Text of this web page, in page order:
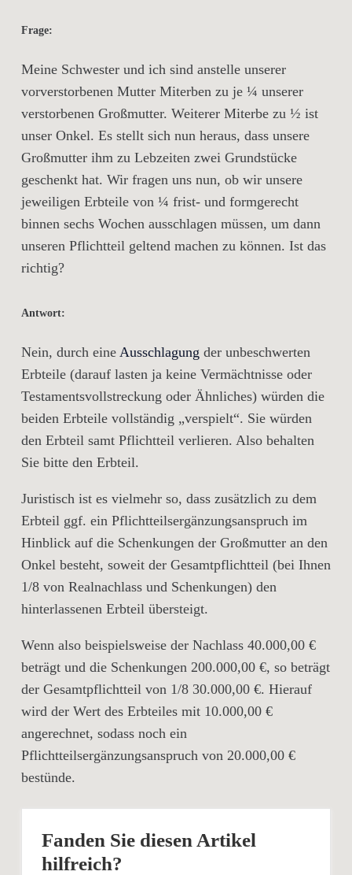
Frage:
Meine Schwester und ich sind anstelle unserer
vorverstorbenen Mutter Miterben zu je ¼ unserer
verstorbenen Großmutter. Weiterer Miterbe zu ½ ist
unser Onkel. Es stellt sich nun heraus, dass unsere
Großmutter ihm zu Lebzeiten zwei Grundstücke
geschenkt hat. Wir fragen uns nun, ob wir unsere
jeweiligen Erbteile von ¼ frist- und formgerecht
binnen sechs Wochen ausschlagen müssen, um dann
unseren Pflichtteil geltend machen zu können. Ist das
richtig?
Antwort:
Nein, durch eine Ausschlagung der unbeschwerten
Erbteile (darauf lasten ja keine Vermächtnisse oder
Testamentsvollstreckung oder Ähnliches) würden die
beiden Erbteile vollständig „verspielt“. Sie würden
den Erbteil samt Pflichtteil verlieren. Also behalten
Sie bitte den Erbteil.
Juristisch ist es vielmehr so, dass zusätzlich zu dem
Erbteil ggf. ein Pflichtteilsergänzungsanspruch im
Hinblick auf die Schenkungen der Großmutter an den
Onkel besteht, soweit der Gesamtpflichtteil (bei Ihnen
1/8 von Realnachlass und Schenkungen) den
hinterlassenen Erbteil übersteigt.
Wenn also beispielsweise der Nachlass 40.000,00 €
beträgt und die Schenkungen 200.000,00 €, so beträgt
der Gesamtpflichtteil von 1/8 30.000,00 €. Hierauf
wird der Wert des Erbteiles mit 10.000,00 €
angerechnet, sodass noch ein
Pflichtteilsergänzungsanspruch von 20.000,00 €
bestünde.
Fanden Sie diesen Artikel
hilfreich?